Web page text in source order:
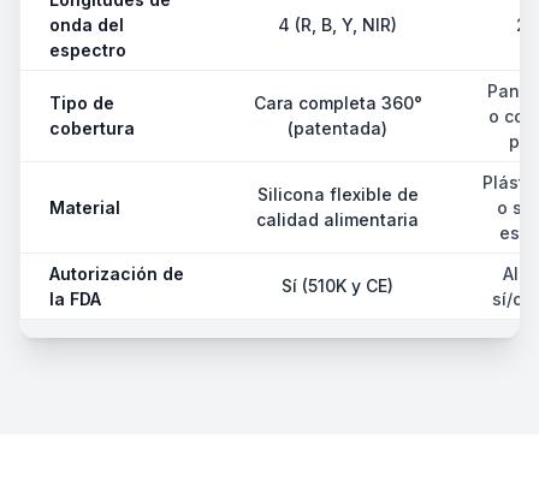
onda del
espectro
4 (R, B, Y, NIR) 2
Tipo de
cobertura
Cara completa 360°
(patentada)
o
Material
Silicona flexible de
calidad alimentaria
o
Autorización de
la FDA
Sí (510K y CE)
sí/